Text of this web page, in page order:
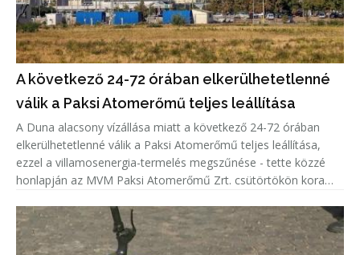
A következő 24-72 órában elkerülhetetlenné
válik a Paksi Atomerőmű teljes leállítása
A Duna alacsony vízállása miatt a következő 24-72 órában
elkerülhetetlenné válik a Paksi Atomerőmű teljes leállítása,
ezzel a villamosenergia-termelés megszűnése - tette közzé
honlapján az MVM Paksi Atomerőmű Zrt. csütörtökön kora